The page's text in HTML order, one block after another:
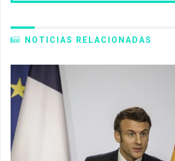
NOTICIAS RELACIONADAS